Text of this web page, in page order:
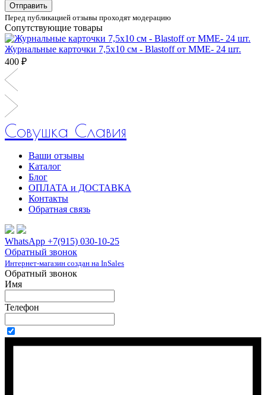
Отправить
Перед публикацией отзывы проходят модерацию
Сопутствующие товары
Журнальные карточки 7,5х10 см - Blastoff от MME- 24 шт.
400 ₽
Совушка Славия
Ваши отзывы
Каталог
Блог
ОПЛАТА и ДОСТАВКА
Контакты
Обратная связь
WhatsApp +7(915) 030-10-25
Обратный звонок
Интернет-магазин создан на InSales
Обратный звонок
Имя
Телефон